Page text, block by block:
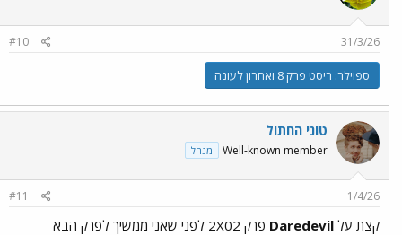
31/3/26
#10
ספוילר: ריסט פרק 8 ואחרון לעונה
טוני החתול
Well-known member מנהל
1/4/26
#11
קצת על Daredevil פרק 2X02 לפני שאני ממשיך לפרק הבא